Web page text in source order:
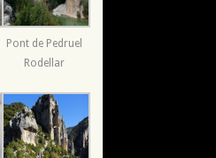
Pont de Pedruel
Rodellar